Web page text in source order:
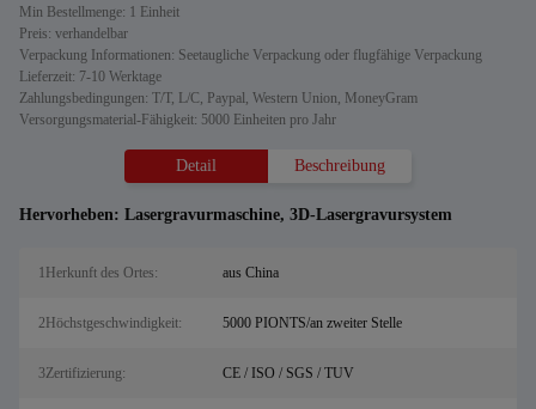
Min Bestellmenge: 1 Einheit
Preis: verhandelbar
Verpackung Informationen: Seetaugliche Verpackung oder flugfähige Verpackung
Lieferzeit: 7-10 Werktage
Zahlungsbedingungen: T/T, L/C, Paypal, Western Union, MoneyGram
Versorgungsmaterial-Fähigkeit: 5000 Einheiten pro Jahr
Detail Beschreibung
Hervorheben: Lasergravurmaschine, 3D-Lasergravursystem
1Herkunft des Ortes: aus China
2Höchstgeschwindigkeit: 5000 PIONTS/an zweiter Stelle
3Zertifizierung: CE / ISO / SGS / TUV